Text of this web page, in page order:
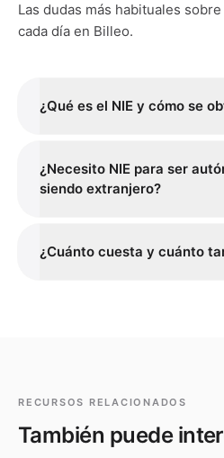
Las dudas más habituales sobre
cada día en Billeo.
¿Qué es el NIE y cómo se
¿Necesito NIE para ser
siendo extranjero?
¿Cuánto cuesta y cuánto
RECURSOS RELACIONADOS
También puede